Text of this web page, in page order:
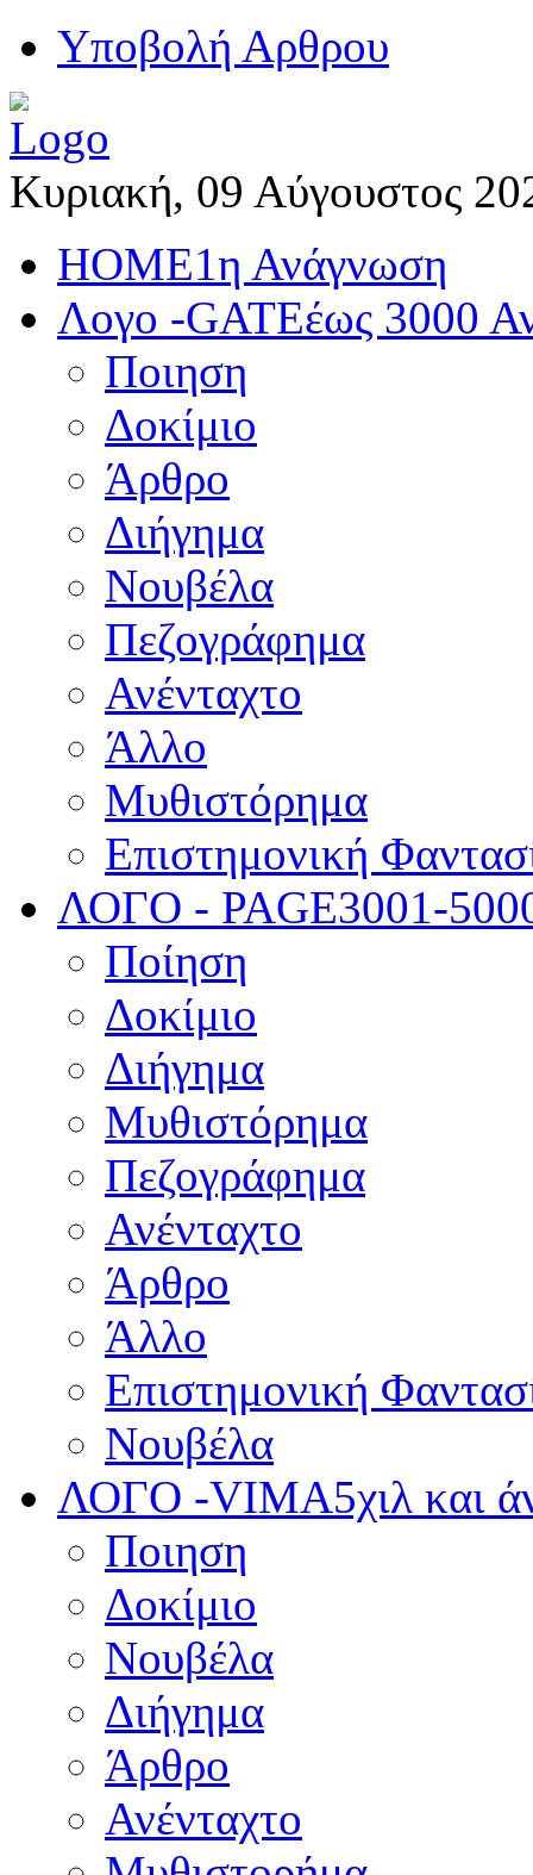
Yποβολή Αρθρου
Κυριακή, 09 Αύγουστος
HOME1η Ανάγνωση
Λογο -GATEέως 3000
Ποιηση
Δοκίμιο
Άρθρο
Διήγημα
Νουβέλα
Πεζογράφημα
Ανένταχτο
Άλλο
Μυθιστόρημα
Επιστημονική
ΛΟΓΟ - PAGE3001-
Ποίηση
Δοκίμιο
Διήγημα
Μυθιστόρημα
Πεζογράφημα
Ανένταχτο
Άρθρο
Άλλο
Επιστημονική
Νουβέλα
ΛΟΓΟ -VIMA5χιλ και
Ποιηση
Δοκίμιο
Νουβέλα
Διήγημα
Άρθρο
Ανένταχτο